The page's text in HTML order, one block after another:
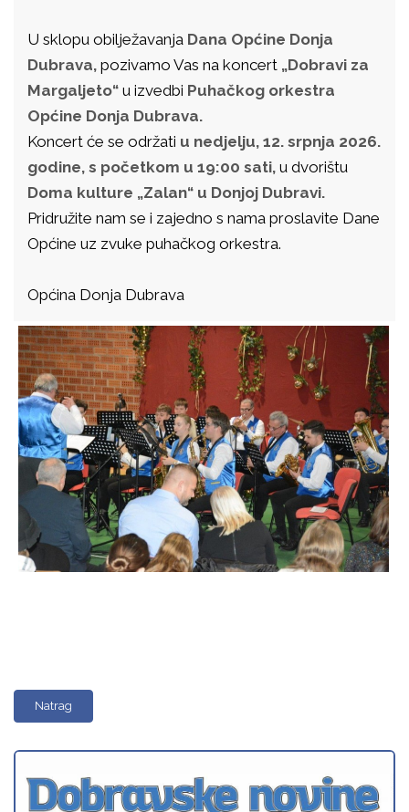
U sklopu obilježavanja Dana Općine Donja
Dubrava, pozivamo Vas na koncert „Dobravi za
Margaljeto“ u izvedbi Puhačkog orkestra
Općine Donja Dubrava.
Koncert će se održati u nedjelju, 12. srpnja 2026.
godine, s početkom u 19:00 sati, u dvorištu
Doma kulture „Zalan“ u Donjoj Dubravi.
Pridružite nam se i zajedno s nama proslavite Dane
Općine uz zvuke puhačkog orkestra.
Općina Donja Dubrava
Natrag